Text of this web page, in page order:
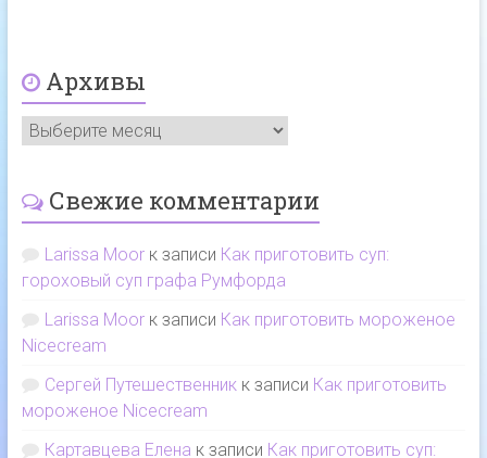
Архивы
Свежие комментарии
Larissa Moorк записи Как приготовить суп:
гороховый суп графа Румфорда
Larissa Moorк записи Как приготовить мороженое
Nicecream
Сергей Путешественникк записи Как приготовить
мороженое Nicecream
Картавцева Елена к записи Как приготовить суп: